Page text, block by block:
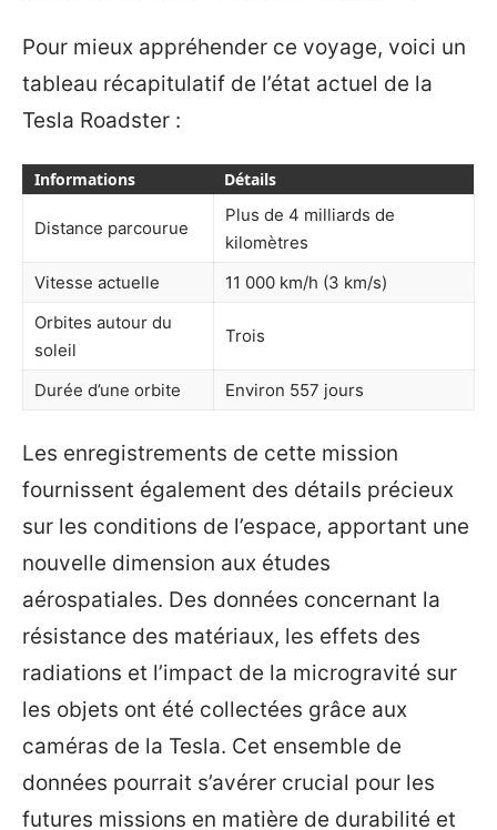
Pour mieux appréhender ce voyage, voici un
tableau récapitulatif de l’état actuel de la
Tesla Roadster :
Informations Détails
Distance parcourue
Plus de 4 milliards de
kilomètres
Vitesse actuelle
11 000 km/h (3 km/s)
Orbites autour du
soleil
Trois
Durée d’une orbite Environ 557 jours
Les enregistrements de cette mission
fournissent également des détails précieux
sur les conditions de l’espace, apportant une
nouvelle dimension aux études
aérospatiales. Des données concernant la
résistance des matériaux, les effets des
radiations et l’impact de la microgravité sur
les objets ont été collectées grâce aux
caméras de la Tesla. Cet ensemble de
données pourrait s’avérer crucial pour les
futures missions en matière de durabilité et